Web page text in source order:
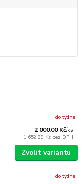
2 000,00 Kč/ks
1 652,89 Kč bez DPH
do týdne
Zvolit variantu
do týdne